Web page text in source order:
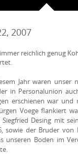
2007
reichlich genug
Jahr waren unser
in Personalunion
erschienen war und
Voege flankiert
Desing mit
sowie der Bruder von
unseren Boden im